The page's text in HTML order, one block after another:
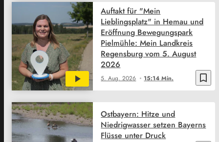
bookmark_border
5. Aug. 2026 15:14 Min.
Auftakt für "Mein
Lieblingsplatz" in Hemau und
Eröffnung Bewegungspark
Pielmühle: Mein Landkreis
Regensburg vom 5. August
2026
Ostbayern: Hitze und
Niedrigwasser setzen Bayerns
Flüsse unter Druck